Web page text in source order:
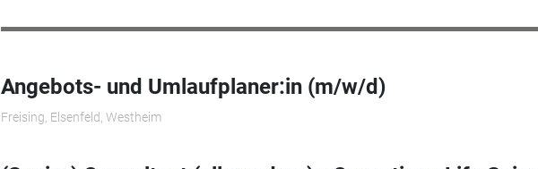
Angebots- und Umlaufplaner:in (m/w/d)
Freising, Elsenfeld, Westheim